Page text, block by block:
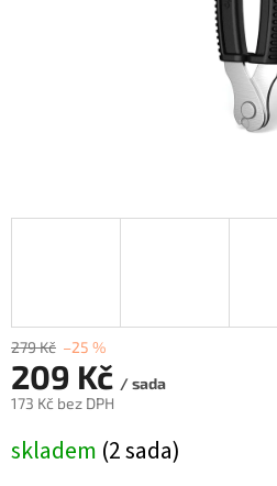
279 Kč –25 %
209 Kč / sada
173 Kč bez DPH
cena:
skladem (2 sada)